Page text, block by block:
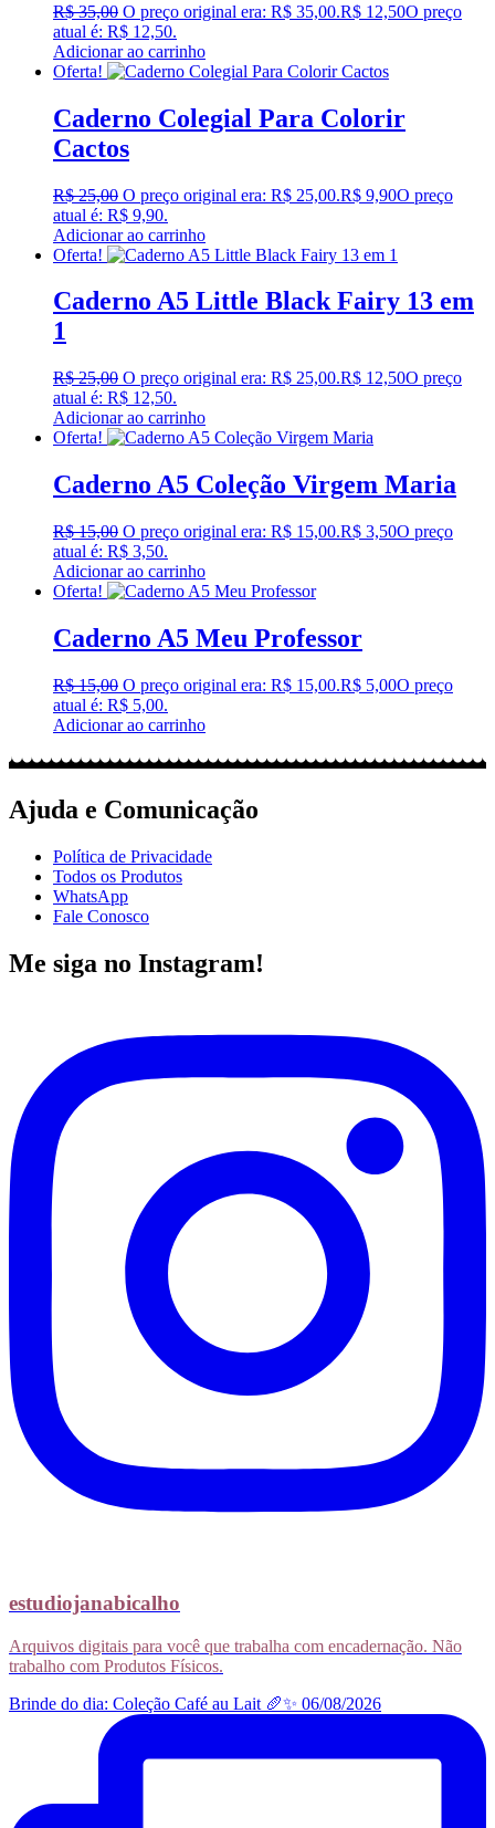
R$35,00 O preço original era: R$ 35,00.R$ 12,50O preço
atual é: R$ 12,50.
Adicionar ao carrinho
Oferta!
Caderno Colegial Para Colorir
Cactos
R$25,00 O preço original era: R$ 25,00.R$ 9,90O preço
atual é: R$ 9,90.
Adicionar ao carrinho
Oferta!
Caderno A5 Little Black Fairy 13 em
1
R$25,00 O preço original era: R$ 25,00.R$ 12,50O preço
atual é: R$ 12,50.
Adicionar ao carrinho
Oferta!
Caderno A5 Coleção Virgem Maria
R$15,00 O preço original era: R$ 15,00.R$ 3,50O preço
atual é: R$ 3,50.
Adicionar ao carrinho
Oferta!
Caderno A5 Meu Professor
R$15,00 O preço original era: R$ 15,00.R$ 5,00O preço
atual é: R$ 5,00.
Adicionar ao carrinho
Ajuda e Comunicação
Política de Privacidade
Todos os Produtos
WhatsApp
Fale Conosco
Me siga no Instagram!
estudiojanabicalho
Arquivos digitais para você que trabalha com encadernação. Não
trabalho com Produtos Físicos.
Brinde do dia: Coleção Café au Lait 🥖✨ 06/08/2026